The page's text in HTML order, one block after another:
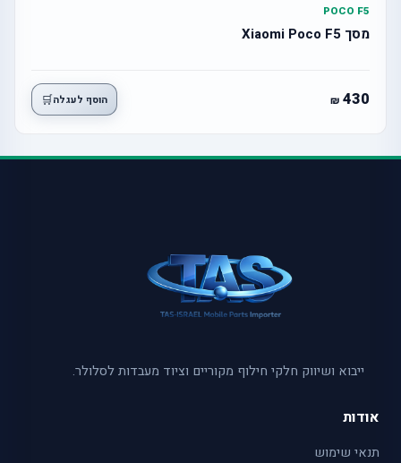
POCO F5
מסך Xiaomi Poco F5
430 הוסף לעגלה🛒
ייבוא ושיווק חלקי חילוף מקוריים וציוד מעבדות לסלולר.
אודות
תנאי שימוש